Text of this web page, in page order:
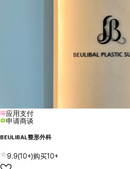
应用支付
申请商谈
BEULIBAL整形外科
9.9(10+)购买10+